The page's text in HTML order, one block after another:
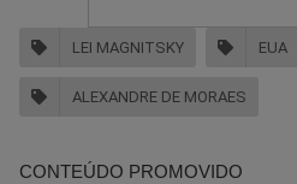
LEI MAGNITSKY EUA
ALEXANDRE DE MORAES